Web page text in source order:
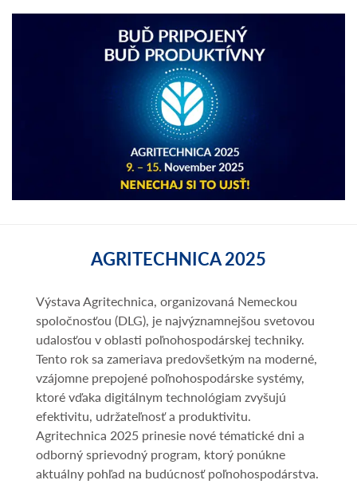
AGRITECHNICA 2025
Výstava Agritechnica, organizovaná Nemeckou
spoločnosťou (DLG), je najvýznamnejšou svetovou
udalosťou v oblasti poľnohospodárskej techniky.
Tento rok sa zameriava predovšetkým na moderné,
vzájomne prepojené poľnohospodárske systémy,
ktoré vďaka digitálnym technológiam zvyšujú
efektivitu, udržateľnosť a produktivitu.
Agritechnica 2025 prinesie nové tématické dni a
odborný sprievodný program, ktorý ponúkne
aktuálny pohľad na budúcnosť poľnohospodárstva.